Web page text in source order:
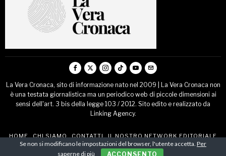
La Vera Cronaca, sito di informazione nato nel 2009 | La Vera Cronaca non
è una testata giornalistica ma un periodico web di piccole dimensioni ai
sensi dell'art. 3 bis della legge 103 / 2012. Sito edito e realizzato da
Linking Agency.
HOME CHI SIAMO CONTATTI
IL NOSTRO NETWORK EDITORIALE
COMUNICATI STAMPA
Se non si modificano le impostazioni del browser, l'utente accetta. Per
saperne di più
ACCONSENTO